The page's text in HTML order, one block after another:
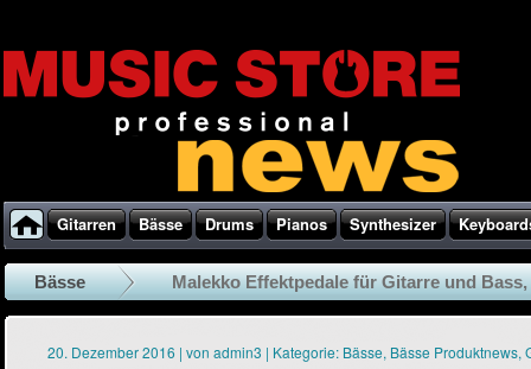
Gitarren Bässe Drums Pianos Synthesizer
Bässe Malekko Effektpedale für Gitarre und
20. Dezember 2016 | von admin3 | Kategorie: Bässe, Bässe Produktnews,